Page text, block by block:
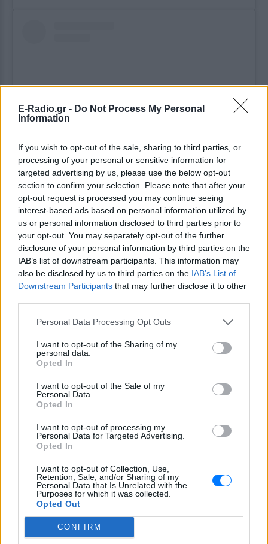
E-Radio.gr - Do Not Process My Personal
Information
If you wish to opt-out of the sale, sharing to third parties, or
processing of your personal or sensitive information for
targeted advertising by us, please use the below opt-out
section to confirm your selection. Please note that after your
opt-out request is processed you may continue seeing
interest-based ads based on personal information utilized by
us or personal information disclosed to third parties prior to
your opt-out. You may separately opt-out of the further
disclosure of your personal information by third parties on the
IAB’s list of downstream participants. This information may
also be disclosed by us to third parties on the IAB’s List of
Downstream Participants that may further disclose it to other
Personal Data Processing Opt Outs
I want to opt-out of the Sharing of my
personal data.
Opted In
I want to opt-out of the Sale of my
Personal Data.
Opted In
I want to opt-out of processing my
Personal Data for Targeted Advertising.
Opted In
I want to opt-out of Collection, Use,
Retention, Sale, and/or Sharing of my
Personal Data that Is Unrelated with the
Purposes for which it was collected.
Opted Out
CONFIRM
View this post on Instagram
View this post on Instagram